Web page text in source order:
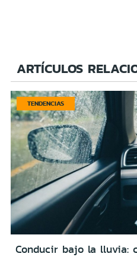
ARTÍCULOS
TENDENCIAS
Conducir bajo la lluvia: